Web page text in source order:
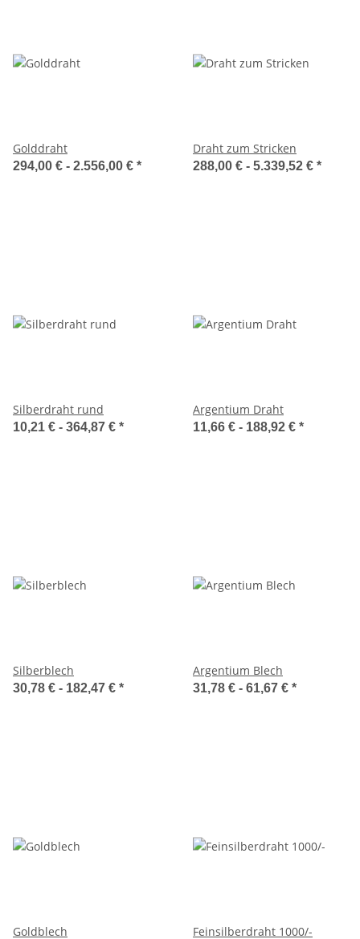
Golddraht
294,00 € - 2.556,00 € *
Draht zum Stricken
288,00 € - 5.339,52 € *
Silberdraht rund
10,21 € - 364,87 € *
Argentium Draht
11,66 € - 188,92 € *
Silberblech
30,78 € - 182,47 € *
Argentium Blech
31,78 € - 61,67 € *
Goldblech Feinsilberdraht 1000/-